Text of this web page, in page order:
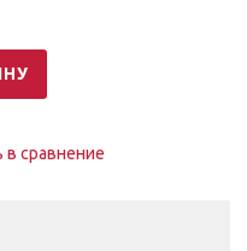
в сравнение